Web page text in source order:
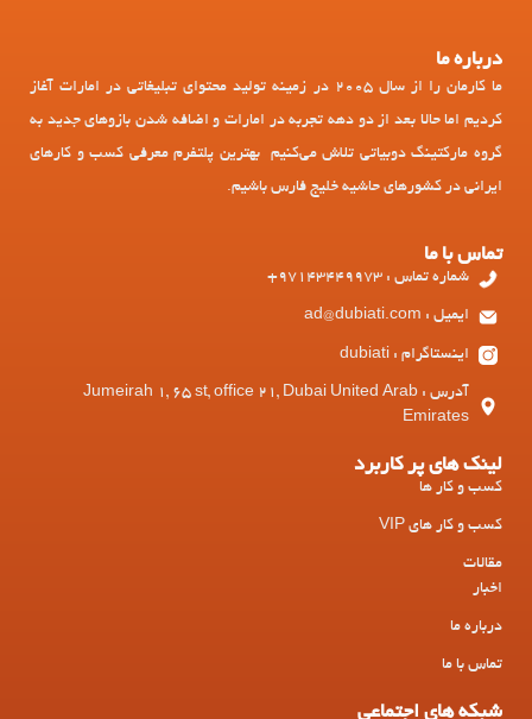
درباره ما
ما کارمان را از سال 2005 در زمینه تولید محتوای تبلیغاتی در امارات آغاز
کردیم اما حالا بعد از دو دهه تجربه در امارات و اضافه شدن بازوهای جدید به
گروه مارکتینگ دوبیاتی تلاش می‌کنیم بهترین پلتفرم معرفی کسب و کارهای
ایرانی در کشورهای حاشیه خلیج فارس باشیم.
تماس با ما
شماره تماس : 97143449973+
ایمیل : ad@dubiati.com
اینستاگرام : dubiati
آدرس : Jumeirah 1, 65 st, office 21, Dubai United Arab
Emirates
لینک های پر کاربرد
کسب و کار ها
کسب و کار های VIP
مقالات
اخبار
درباره ما
تماس با ما
شبکه های اجتماعی